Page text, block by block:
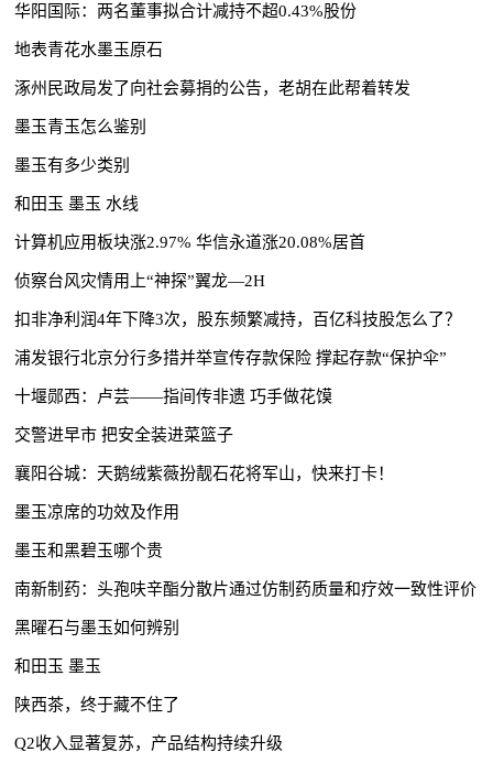
华阳国际：两名董事拟合计减持不超0.43%股份
地表青花水墨玉原石
涿州民政局发了向社会募捐的公告，老胡在此帮着转发
墨玉青玉怎么鉴别
墨玉有多少类别
和田玉 墨玉 水线
计算机应用板块涨2.97% 华信永道涨20.08%居首
侦察台风灾情用上“神探”翼龙—2H
扣非净利润4年下降3次，股东频繁减持，百亿科技股怎么了？
浦发银行北京分行多措并举宣传存款保险 撑起存款“保护伞”
十堰郧西：卢芸——指间传非遗 巧手做花馍
交警进早市 把安全装进菜篮子
襄阳谷城：天鹅绒紫薇扮靓石花将军山，快来打卡！
墨玉凉席的功效及作用
墨玉和黑碧玉哪个贵
南新制药：头孢呋辛酯分散片通过仿制药质量和疗效一致性评价
黑曜石与墨玉如何辨别
和田玉 墨玉
陕西茶，终于藏不住了
Q2收入显著复苏，产品结构持续升级